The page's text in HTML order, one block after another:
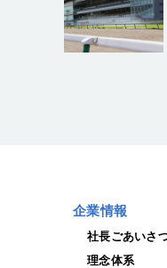
企業情報
社長ごあいさ
理念体系